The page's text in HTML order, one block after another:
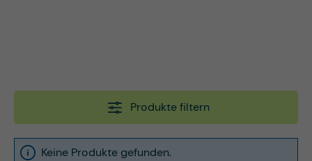
Produkte filtern
Keine Produkte gefunden.